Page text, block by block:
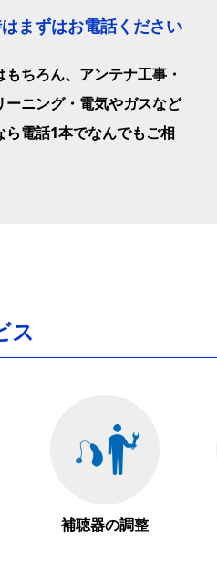
まずはお電話ください
ちろん、アンテナ工事・
ーニング・電気やガスなど
ら電話1本でなんでもご相
ス
補聴器の調整